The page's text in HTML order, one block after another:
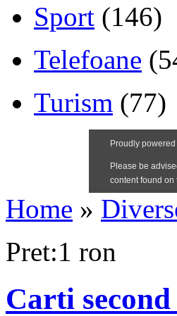
Sport (146)
Telefoane
Turism (77)
Home »
Pret:1 ron
Carti